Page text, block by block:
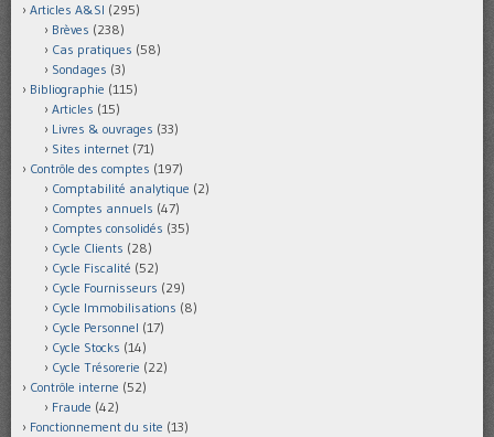
Articles A&SI (295)
Brèves (238)
Cas pratiques (58)
Sondages (3)
Bibliographie (115)
Articles (15)
Livres & ouvrages (33)
Sites internet (71)
Contrôle des comptes (197)
Comptabilité analytique (2)
Comptes annuels (47)
Comptes consolidés (35)
Cycle Clients (28)
Cycle Fiscalité (52)
Cycle Fournisseurs (29)
Cycle Immobilisations (8)
Cycle Personnel (17)
Cycle Stocks (14)
Cycle Trésorerie (22)
Contrôle interne (52)
Fraude (42)
Fonctionnement du site (13)